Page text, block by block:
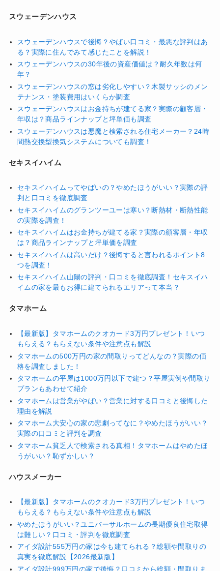
スウェーデンハウス
スウェーデンハウスで後悔？やばい口コミ・最悪な評判はあ
る？実際に住んでみて感じたことを解説！
スウェーデンハウスの30年後の資産価値は？耐久年数は何
年？
スウェーデンハウスの窓は劣化しやすい？木製サッシのメン
テナンス・塗装費用はいくらか調査
スウェーデンハウスはお金持ちが建てる家？実際の顧客層・
年収は？商品ラインナップと坪単価も調査
スウェーデンハウスは悪魔と検索される住宅メーカー？24時
間熱交換型換気システムについても調査！
セキスイハイム
セキスイハイムってやばいの？やめたほうがいい？実際の評
判と口コミを徹底調査
セキスイハイムのグランツーユーは寒い？断熱材・断熱性能
の実際を調査！
セキスイハイムはお金持ちが建てる家？実際の顧客層・年収
は？商品ラインナップと坪単価を調査
セキスイハイムは高いだけ？後悔すると言われるポイント8
つを調査！
セキスイハイム山陽の評判・口コミを徹底調査！セキスイハ
イムの家を最もお得に建てられるエリアって本当？
タマホーム
【最新版】タマホームのクオカード3万円プレゼント！いつ
もらえる？もらえない条件や注意点も解説
タマホームの500万円の家の間取りってどんなの？実際の価
格を調査しました！
タマホームの平屋は1000万円以下で建つ？平屋実例や間取り
プランもあわせて紹介
タマホームは営業がやばい？営業に対する口コミと後悔した
理由を解説
タマホーム大安心の家の悲劇ってなに？やめたほうがいい？
実際の口コミと評判を調査
タマホーム貧乏人で検索される真相！タマホームはやめたほ
うがいい？恥ずかしい？
ハウスメーカー
【最新版】タマホームのクオカード3万円プレゼント！いつ
もらえる？もらえない条件や注意点も解説
やめたほうがいい？ユニバーサルホームの長期優良住宅取得
は難しい？口コミ・評判を徹底調査
アイダ設計555万円の家は今も建てられる？総額や間取りの
真実を徹底解説【2026最新版】
アイダ設計999万円の家で後悔？口コミから総額・間取りま